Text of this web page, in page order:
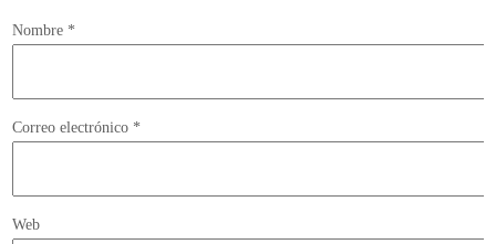
Nombre *
Correo electrónico *
Web